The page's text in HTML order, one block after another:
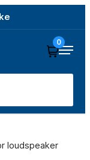
0
loudspeaker